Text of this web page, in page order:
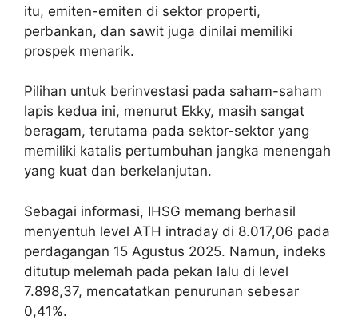
itu, emiten-emiten di sektor properti,
perbankan, dan sawit juga dinilai memiliki
prospek menarik.
Pilihan untuk berinvestasi pada saham-saham
lapis kedua ini, menurut Ekky, masih sangat
beragam, terutama pada sektor-sektor yang
memiliki katalis pertumbuhan jangka menengah
yang kuat dan berkelanjutan.
Sebagai informasi, IHSG memang berhasil
menyentuh level ATH intraday di 8.017,06 pada
perdagangan 15 Agustus 2025. Namun, indeks
ditutup melemah pada pekan lalu di level
7.898,37, mencatatkan penurunan sebesar
0,41%.